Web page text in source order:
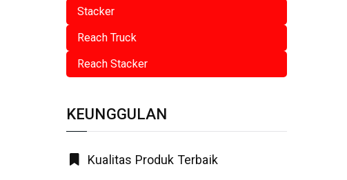
Stacker
Reach Truck
Reach Stacker
KEUNGGULAN
Kualitas Produk Terbaik